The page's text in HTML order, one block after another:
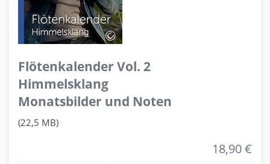
Flötenkalender Vol. 2
Himmelsklang
Monatsbilder und Noten
(22,5 MB)
18,90 €